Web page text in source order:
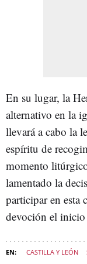
En su lugar, la
alternativo en la
llevará a cabo la
espíritu de
momento
lamentado la
participar en esta
devoción el inicio
CASTILLA Y LEÓN